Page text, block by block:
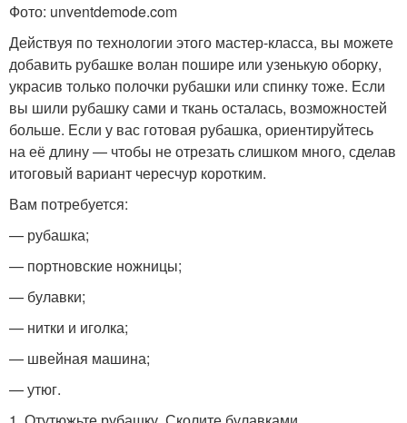
Фото: unventdemode.com
Действуя по технологии этого мастер-класса, вы можете
добавить рубашке волан пошире или узенькую оборку,
украсив только полочки рубашки или спинку тоже. Если
вы шили рубашку сами и ткань осталась, возможностей
больше. Если у вас готовая рубашка, ориентируйтесь
на её длину — чтобы не отрезать слишком много, сделав
итоговый вариант чересчур коротким.
Вам потребуется:
— рубашка;
— портновские ножницы;
— булавки;
— нитки и иголка;
— швейная машина;
— утюг.